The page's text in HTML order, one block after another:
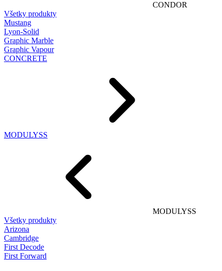
CONDOR
Všetky produkty
Mustang
Lyon-Solid
Graphic Marble
Graphic Vapour
CONCRETE
MODULYSS
MODULYSS
Všetky produkty
Arizona
Cambridge
First Decode
First Forward